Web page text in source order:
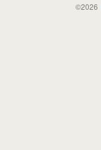
©2026